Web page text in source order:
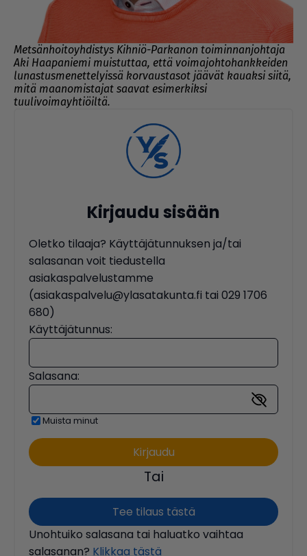
Metsänhoitoyhdistys Kihniö-Parkanon toiminnanjohtaja
Aki Haapaniemi muistuttaa, että voimajohtohankkeiden
lunastusmenettelyissä korvaustasot jäävät kauaksi siitä,
mitä maanomistajat saavat esimerkiksi
tuulivoimayhtiöiltä.
Kirjaudu sisään
Oletko tilaaja? Käyttäjätunnuksen ja/tai
salasanan voit tiedustella
asiakaspalvelustamme
(asiakaspalvelu@ylasatakunta.fi tai 029 1706
680)
Käyttäjätunnus:
Salasana:
Muista minut
Tai
Tee tilaus tästä
Unohtuiko salasana tai haluatko vaihtaa
salasanan? Klikkaa tästä